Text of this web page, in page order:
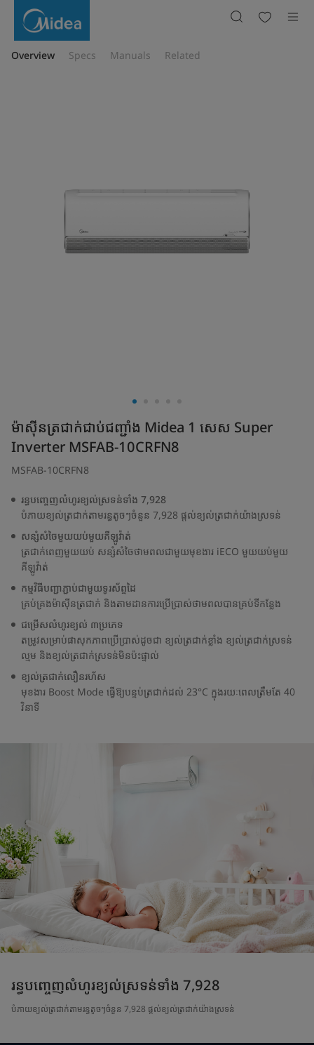
សេសOverview Specs Manuals Related
ម៉ាស៊ីនត្រជាក់ជាប់ជញ្ជាំង Midea 1 សេស Super
Inverter MSFAB-10CRFN8
MSFAB-10CRFN8
រន្ធបញ្ចេញលំហូរខ្យល់ស្រទន់ទាំង 7,928
បំភាយខ្យល់ត្រជាក់តាមរន្ធតូចៗចំនួន 7,928 ផ្តល់ខ្យល់ត្រជាក់យ៉ាងស្រទន់
សន្សំសំចៃមួយយប់មួយគីឡូវ៉ាត់
ត្រជាក់ពេញមួយយប់ សន្សំសំចៃថាមពលជាមួយមុខងារ iECO មួយយប់មួយ
គីឡូវ៉ាត់
កម្មវិធីបញ្ជាភ្ជាប់ជាមួយទូរស័ព្ទដៃ
គ្រប់គ្រងម៉ាស៊ីនត្រជាក់ និងតាមដានការប្រើប្រាស់ថាមពលបានគ្រប់ទីកន្លែង
ជម្រើសលំហូរខ្យល់ ៣ប្រភេទ
តម្រូវសម្រាប់ផាសុកភាពប្រើប្រាស់ដូចជា ខ្យល់ត្រជាក់ខ្លាំង ខ្យល់ត្រជាក់ស្រទន់
ល្មម និងខ្យល់ត្រជាក់ស្រទន់មិនប៉ះផ្ទាល់
ខ្យល់ត្រជាក់លឿនរហ័ស
មុខងារ Boost Mode ធ្វើឱ្យបន្ទប់ត្រជាក់ដល់ 23°C ក្នុងរយៈពេលត្រឹមតែ 40
វិនាទី
រន្ធបញ្ចេញលំហូរខ្យល់ស្រទន់ទាំង 7,928
បំភាយខ្យល់ត្រជាក់តាមរន្ធតូចៗចំនួន 7,928 ផ្តល់ខ្យល់ត្រជាក់យ៉ាងស្រទន់